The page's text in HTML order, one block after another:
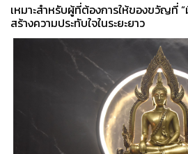
เหมาะสำหรับผู้ที่ต้องการให้ของขวัญที่
สร้างความประทับใจในระยะยาว